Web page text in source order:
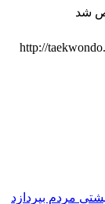
http://